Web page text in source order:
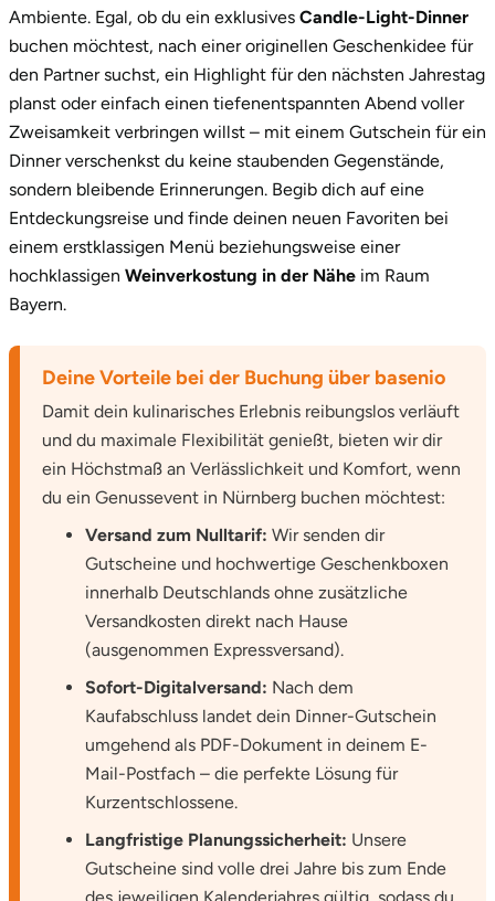
Ambiente. Egal, ob du ein exklusives Candle-Light-Dinner
buchen möchtest, nach einer originellen Geschenkidee für
den Partner suchst, ein Highlight für den nächsten Jahrestag
planst oder einfach einen tiefenentspannten Abend voller
Zweisamkeit verbringen willst – mit einem Gutschein für ein
Dinner verschenkst du keine staubenden Gegenstände,
sondern bleibende Erinnerungen. Begib dich auf eine
Entdeckungsreise und finde deinen neuen Favoriten bei
einem erstklassigen Menü beziehungsweise einer
hochklassigen Weinverkostung in der Nähe im Raum
Bayern.
Deine Vorteile bei der Buchung über basenio
Damit dein kulinarisches Erlebnis reibungslos verläuft
und du maximale Flexibilität genießt, bieten wir dir
ein Höchstmaß an Verlässlichkeit und Komfort, wenn
du ein Genussevent in Nürnberg buchen möchtest:
Versand zum Nulltarif: Wir senden dir
Gutscheine und hochwertige Geschenkboxen
innerhalb Deutschlands ohne zusätzliche
Versandkosten direkt nach Hause
(ausgenommen Expressversand).
Sofort-Digitalversand: Nach dem
Kaufabschluss landet dein Dinner-Gutschein
umgehend als PDF-Dokument in deinem E-
Mail-Postfach – die perfekte Lösung für
Kurzentschlossene.
Langfristige Planungssicherheit: Unsere
Gutscheine sind volle drei Jahre bis zum Ende
Nordwestmecklenburg
Odenwald
Oder-Spree
Oldenburg
Osnabrück
Ostprignitz-Ruppin
Oy-Mittelberg
Pforzheim
Pinneberg
Potsdam